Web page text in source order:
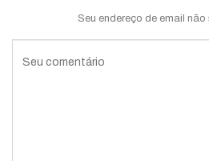
Seu endereço de email